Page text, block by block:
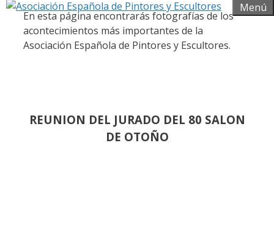
Menú
En esta página encontrarás fotografías de los
acontecimientos más importantes de la
Asociación Española de Pintores y Escultores.
REUNION DEL JURADO DEL 80 SALON
DE OTOÑO